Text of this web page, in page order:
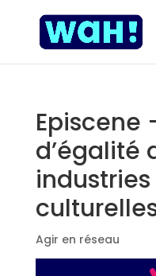
Episcene
d’égalité
Agir en réseau